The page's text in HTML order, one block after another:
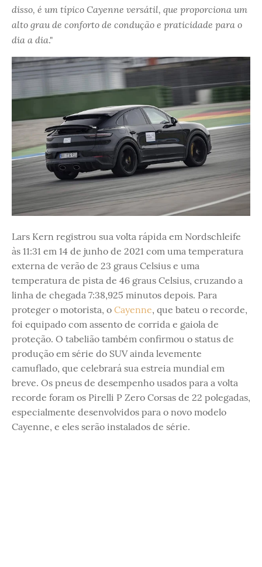
disso, é um típico Cayenne versátil, que proporciona um
alto grau de conforto de condução e praticidade para o
dia a dia."
Lars Kern registrou sua volta rápida em Nordschleife
às 11:31 em 14 de junho de 2021 com uma temperatura
externa de verão de 23 graus Celsius e uma
temperatura de pista de 46 graus Celsius, cruzando a
linha de chegada 7:38,925 minutos depois. Para
proteger o motorista, o Cayenne, que bateu o recorde,
foi equipado com assento de corrida e gaiola de
proteção. O tabelião também confirmou o status de
produção em série do SUV ainda levemente
camuflado, que celebrará sua estreia mundial em
breve. Os pneus de desempenho usados para a volta
recorde foram os Pirelli P Zero Corsas de 22 polegadas,
especialmente desenvolvidos para o novo modelo
Cayenne, e eles serão instalados de série.